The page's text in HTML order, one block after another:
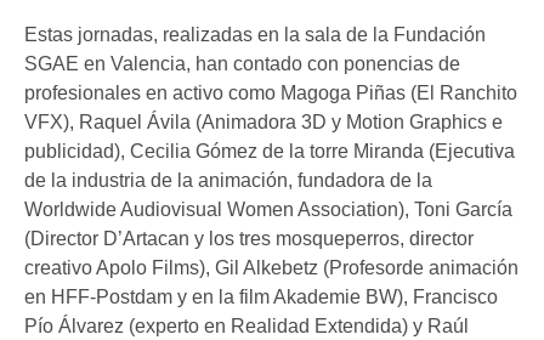
Estas jornadas, realizadas en la sala de la Fundación
SGAE en Valencia, han contado con ponencias de
profesionales en activo como Magoga Piñas (El Ranchito
VFX), Raquel Ávila (Animadora 3D y Motion Graphics e
publicidad), Cecilia Gómez de la torre Miranda (Ejecutiva
de la industria de la animación, fundadora de la
Worldwide Audiovisual Women Association), Toni García
(Director D’Artacan y los tres mosqueperros, director
creativo Apolo Films), Gil Alkebetz (Profesorde animación
en HFF-Postdam y en la film Akademie BW), Francisco
Pío Álvarez (experto en Realidad Extendida) y Raúl